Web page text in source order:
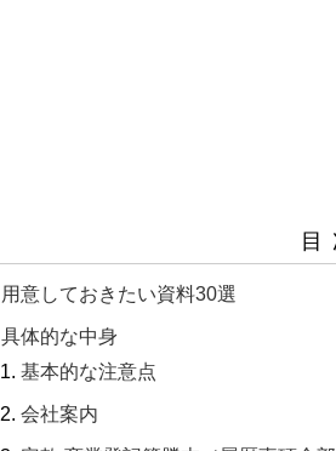
用意しておきたい資料30選
具体的な中身
基本的な注意点
会社案内